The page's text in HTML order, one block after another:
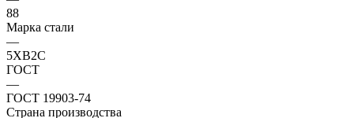
88
Марка стали
—
5ХВ2С
ГОСТ
—
ГОСТ 19903-74
Страна производства